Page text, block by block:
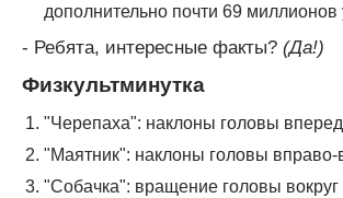
дополнительно почти 69 миллионов
- Ребята, интересные факты? (Да!)
Физкультминутка
"Черепаха": наклоны головы
"Маятник": наклоны головы вправо-
"Собачка": вращение головы